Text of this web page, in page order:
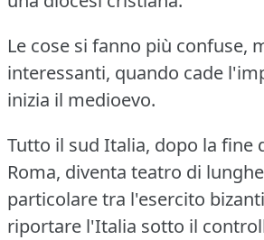
Le cose si fanno più confuse,
interessanti, quando cade
inizia il medioevo.
Tutto il sud Italia, dopo la fine
Roma, diventa teatro di
particolare tra l'esercito
riportare l'Italia sotto il